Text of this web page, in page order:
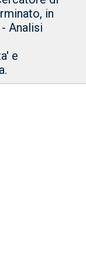
in
Analisi
e